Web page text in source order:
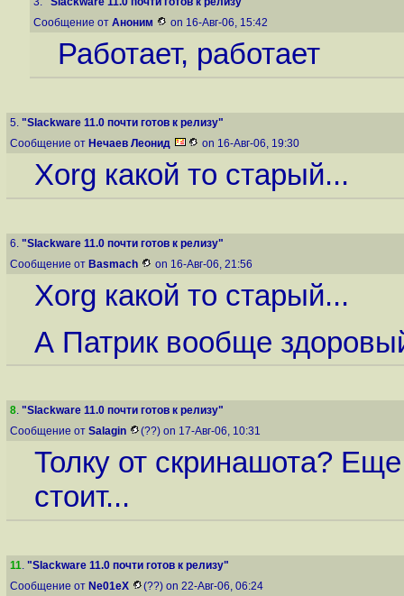
Сообщение от Аноним on 16-Авг-06, 15:42
Работает, работает
5. "Slackware 11.0 почти готов к релизу"
Сообщение от Нечаев Леонид on 16-Авг-06, 19:30
Xorg какой то старый...
6. "Slackware 11.0 почти готов к релизу"
Сообщение от Basmach on 16-Авг-06, 21:56
Xorg какой то старый...
А Патрик вообще
8. "Slackware 11.0 почти готов к релизу"
Сообщение от Salagin (??) on 17-Авг-06, 10:31
Толку от скринашота?
стоит...
11. "Slackware 11.0 почти готов к релизу"
Сообщение от Ne01eX (??) on 22-Авг-06, 06:24